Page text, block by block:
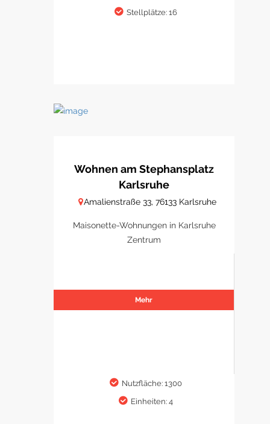
Stellplätze: 16
Wohnen am Stephansplatz
Karlsruhe
Amalienstraße 33, 76133 Karlsruhe
Maisonette-Wohnungen in Karlsruhe
Zentrum
Mehr
Nutzfläche: 1300
Einheiten: 4